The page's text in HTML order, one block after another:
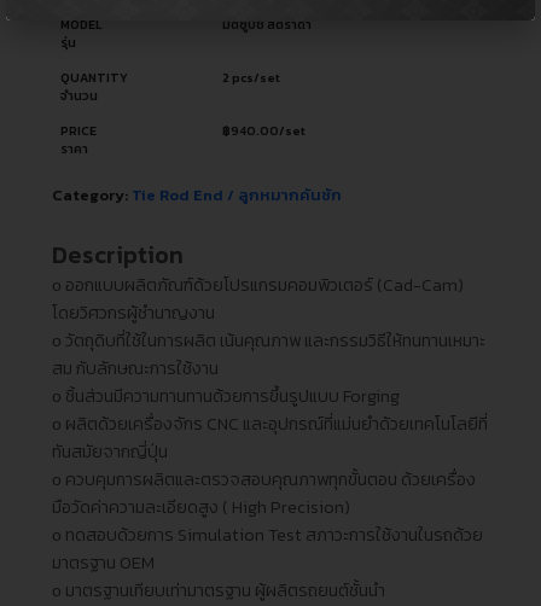
MODEL
รุ่น
มิตซูบิชิ สตราด้า
QUANTITY
จำนวน
2 pcs/set
PRICE
ราคา
฿940.00/set
Category: Tie Rod End / ลูกหมากคันชัก
Description
ᴏ ออกแบบผลิตภัณฑ์ด้วยโปรแกรมคอมพิวเตอร์ (Cad-Cam)
โดยวิศวกรผู้ชำนาญงาน
ᴏ วัตถุดิบที่ใช้ในการผลิต เน้นคุณภาพ และกรรมวิธีให้ทนทานเหมาะ
สม กับลักษณะการใช้งาน
ᴏ ชิ้นส่วนมีความทานทานด้วยการขึ้นรูปแบบ Forging
ᴏ ผลิตด้วยเครื่องจักร CNC และอุปกรณ์ที่แม่นยำด้วยเทคโนโลยีที่
ทันสมัยจากญี่ปุ่น
ᴏ ควบคุมการผลิตและตรวจสอบคุณภาพทุกขั้นตอน ด้วยเครื่อง
มือวัดค่าความละเอียดสูง ( High Precision)
ᴏ ทดสอบด้วยการ Simulation Test สภาวะการใช้งานในรถด้วย
มาตรฐาน OEM
ᴏ มาตรฐานเทียบเท่ามาตรฐาน ผู้ผลิตรถยนต์ชั้นนำ